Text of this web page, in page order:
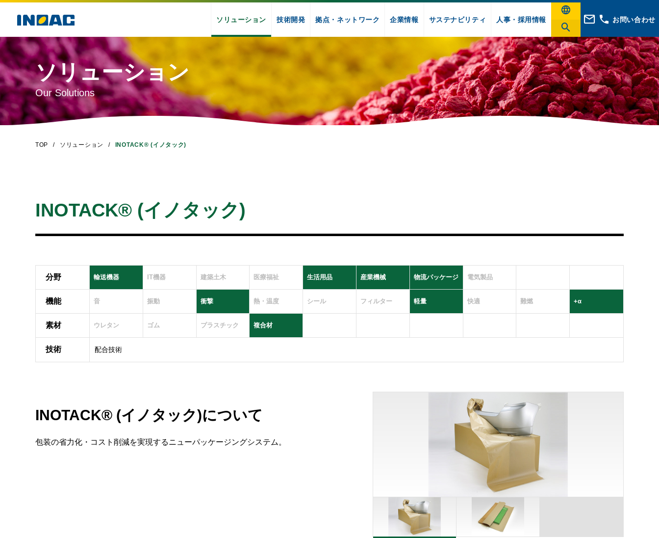
ソリューション 技術開発 拠点・ネットワーク 企業情報 サステナビリティ 人事・採用情報 お問い合わせ
ソリューション
Our Solutions
TOP ソリューション INOTACK® (イノタック)
INOTACK® (イノタック)
分野 輸送機器 IT機器 建築土木 医療福祉 生活用品 産業機械 物流パッケージ 電気製品
機能 音 振動 衝撃 熱・温度 シール フィルター 軽量 快適 難燃 +α
素材 ウレタン ゴム プラスチック 複合材
技術 配合技術
INOTACK® (イノタック)について
包装の省力化・コスト削減を実現するニューパッケージングシステム。